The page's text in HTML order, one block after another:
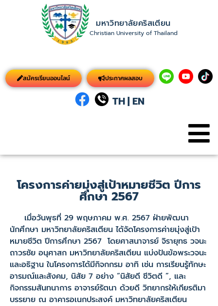
มหาวิทยาลัยคริสเตียน
Christian University of Thailand
สมัครเรียนออนไลน์ ประกาศผลสอบ
TH| EN
โครงการค่ายมุ่งสู่เป้าหมายชีวิต ปีการ
ศึกษา 2567
เมื่อวันพุธที่ 29 พฤษภาคม พ.ศ. 2567 ฝ่ายพัฒนา
นักศึกษา มหาวิทยาลัยคริสเตียน ได้จัดโครงการค่ายมุ่งสู่เป้า
หมายชีวิต ปีการศึกษา 2567 โดยศาสนาจารย์ จิรายุทธ วจนะ
ถาวรชัย อนุศาสก มหาวิทยาลัยคริสเตียน แบ่งปันข้อพระวจนะ
และอธิฐาน ในโครงการได้มีกิจกกรม อาทิ เช่น การเรียนรู้ทักษะ
อารมณ์และสังคม, นิสัย 7 อย่าง “นิสัยดี ชีวิตดี ”, และ
กิจกรรมสันทนาการ อาจารย์รัตนา ด้วยดี วิทยากรให้เกียรติมา
บรรยาย ณ อาคารอเนกประสงค์ มหาวิทยาลัยคริสเตียน